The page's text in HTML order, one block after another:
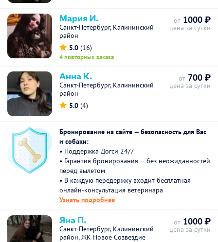
Мария И.
Санкт-Петербург, Калининский
район
5.0 (16)
4 повторных заказа
от 1000 ₽
цена за сутки
Анна К.
Санкт-Петербург, Калининский
район
5.0 (4)
от 700 ₽
цена за сутки
Бронирование на сайте — безопасность для Вас
и собаки:
• Поддержка Догси 24/7
• Гарантия бронирования — без неожиданностей
перед вылетом
• В каждую передержку входит бесплатная
онлайн-консультация ветеринара
Узнать подробнее
Яна П.
Санкт-Петербург, Калининский
район, ЖК Новое Созвездие
от 1000 ₽
цена за сутки